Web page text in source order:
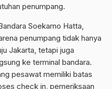
penumpang.
Soekarno Hatta,
penumpang tidak hanya
Jakarta, tetapi juga
ke terminal bandara.
pesawat memiliki batas
check in, pemeriksaan